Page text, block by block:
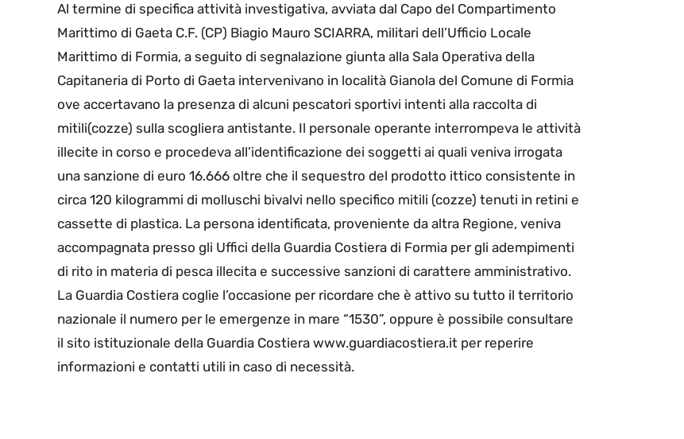
Al termine di specifica attività investigativa, avviata dal Capo del Compartimento
Marittimo di Gaeta C.F. (CP) Biagio Mauro SCIARRA, militari dell’Ufficio Locale
Marittimo di Formia, a seguito di segnalazione giunta alla Sala Operativa della
Capitaneria di Porto di Gaeta intervenivano in località Gianola del Comune di Formia
ove accertavano la presenza di alcuni pescatori sportivi intenti alla raccolta di
mitili(cozze) sulla scogliera antistante. Il personale operante interrompeva le attività
illecite in corso e procedeva all’identificazione dei soggetti ai quali veniva irrogata
una sanzione di euro 16.666 oltre che il sequestro del prodotto ittico consistente in
circa 120 kilogrammi di molluschi bivalvi nello specifico mitili (cozze) tenuti in retini e
cassette di plastica. La persona identificata, proveniente da altra Regione, veniva
accompagnata presso gli Uffici della Guardia Costiera di Formia per gli adempimenti
di rito in materia di pesca illecita e successive sanzioni di carattere amministrativo.
La Guardia Costiera coglie l’occasione per ricordare che è attivo su tutto il territorio
nazionale il numero per le emergenze in mare “1530”, oppure è possibile consultare
il sito istituzionale della Guardia Costiera www.guardiacostiera.it per reperire
informazioni e contatti utili in caso di necessità.